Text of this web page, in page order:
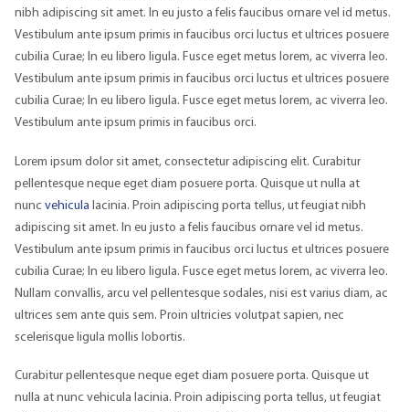
nibh adipiscing sit amet. In eu justo a felis faucibus ornare vel id metus.
Vestibulum ante ipsum primis in faucibus orci luctus et ultrices posuere
cubilia Curae; In eu libero ligula. Fusce eget metus lorem, ac viverra leo.
Vestibulum ante ipsum primis in faucibus orci luctus et ultrices posuere
cubilia Curae; In eu libero ligula. Fusce eget metus lorem, ac viverra leo.
Vestibulum ante ipsum primis in faucibus orci.
Lorem ipsum dolor sit amet, consectetur adipiscing elit. Curabitur
pellentesque neque eget diam posuere porta. Quisque ut nulla at
nunc vehicula lacinia. Proin adipiscing porta tellus, ut feugiat nibh
adipiscing sit amet. In eu justo a felis faucibus ornare vel id metus.
Vestibulum ante ipsum primis in faucibus orci luctus et ultrices posuere
cubilia Curae; In eu libero ligula. Fusce eget metus lorem, ac viverra leo.
Nullam convallis, arcu vel pellentesque sodales, nisi est varius diam, ac
ultrices sem ante quis sem. Proin ultricies volutpat sapien, nec
scelerisque ligula mollis lobortis.
Curabitur pellentesque neque eget diam posuere porta. Quisque ut
nulla at nunc vehicula lacinia. Proin adipiscing porta tellus, ut feugiat